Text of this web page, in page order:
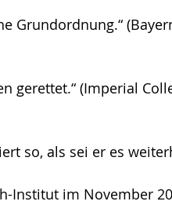
Grundordnung.“
gerettet.“ (Imperial
so, als sei er es
Institut im November